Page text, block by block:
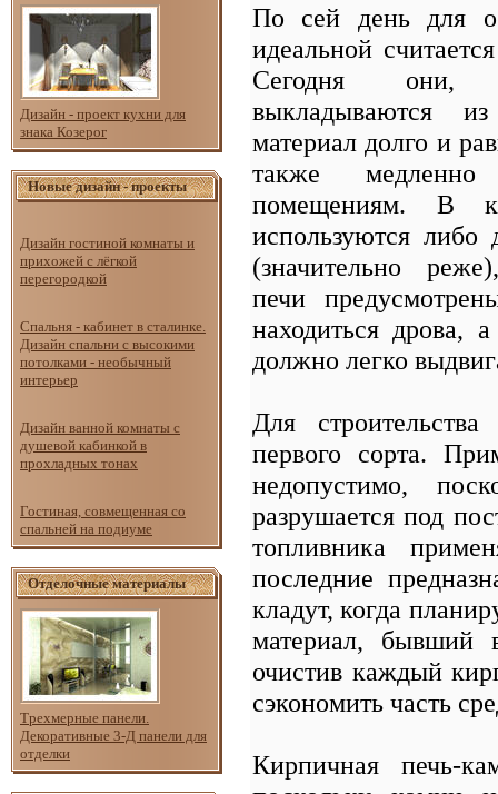
Дизайн - проект кухни для
знака Козерог
Новые дизайн - проекты
Дизайн гостиной комнаты и
прихожей с лёгкой
перегородкой
Спальня - кабинет в сталинке.
Дизайн спальни с высокими
потолками - необычный
интерьер
Дизайн ванной комнаты с
душевой кабинкой в
прохладных тонах
Гостиная, совмещенная со
спальней на подиуме
Отделочные материалы
Трехмерные панели.
Декоративные 3-Д панели для
отделки
По сей день для
идеальной
Сегодня они,
выкладываются
материал долго и
также
помещениям. В
используются либо
(значительно
печи
находиться дрова,
должно легко
Для
первого сорта.
недопустимо,
разрушается под
топливника
последние
кладут, когда
материал, бывший
очистив каждый
сэкономить часть
Кирпичная печь-